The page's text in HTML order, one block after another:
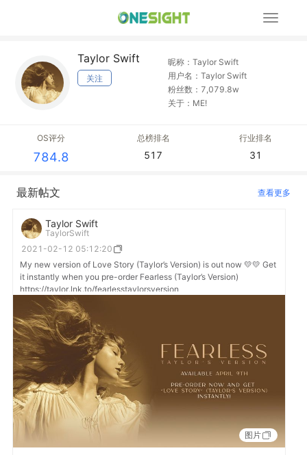
展
Taylor Swift
关注
昵称：Taylor Swift
用户名：Taylor Swift
粉丝数：7,079.8w
关于：ME!
OS评分
784.8
总榜排名
517
行业排名
31
最新帖文 查看更多
Taylor Swift
TaylorSwift
2021-02-12 05:12:20
My new version of Love Story (Taylor’s Version) is out now 💛💛 Get
it instantly when you pre-order Fearless (Taylor’s Version)
https://taylor.lnk.to/fearlesstaylorsversion
图片